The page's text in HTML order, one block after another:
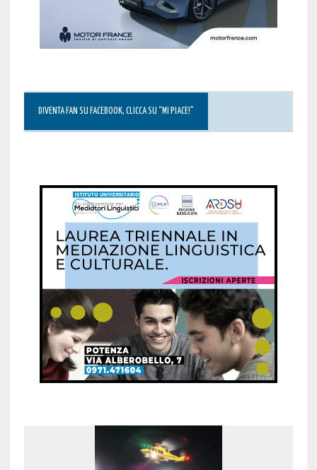
DIVENTA FAN SU FACEBOOK, CLICCA SU “MI PIACE!”